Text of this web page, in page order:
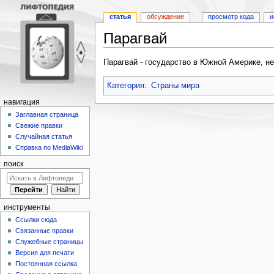
Парагвай
Перейти
навигации
Перейти
поиску
Парагвай - государство в Южной Америке,
Категория: Страны мира
статья обсуждение просмотр кода
навигация
Заглавная страница
Свежие правки
Случайная статья
Справка по MediaWiki
поиск
инструменты
Ссылки сюда
Связанные правки
Служебные страницы
Версия для печати
Постоянная ссылка